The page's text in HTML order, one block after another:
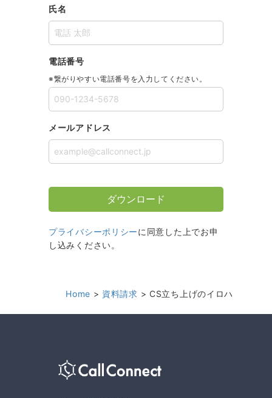
氏名
電話番号
※繋がりやすい電話番号を入力してください。
メールアドレス
プライバシーポリシーに同意した上でお申
し込みください。
Home 資料請求 CS立ち上げのイロハ